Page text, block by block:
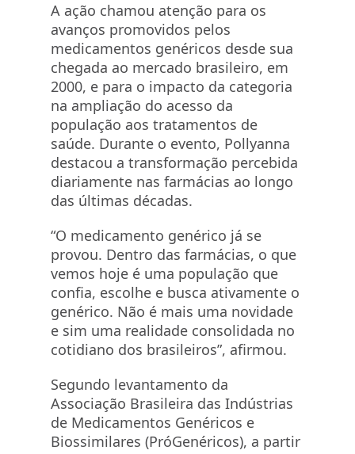
A ação chamou atenção para os
avanços promovidos pelos
medicamentos genéricos desde sua
chegada ao mercado brasileiro, em
2000, e para o impacto da categoria
na ampliação do acesso da
população aos tratamentos de
saúde. Durante o evento, Pollyanna
destacou a transformação percebida
diariamente nas farmácias ao longo
das últimas décadas.
“O medicamento genérico já se
provou. Dentro das farmácias, o que
vemos hoje é uma população que
confia, escolhe e busca ativamente o
genérico. Não é mais uma novidade
e sim uma realidade consolidada no
cotidiano dos brasileiros”, afirmou.
Segundo levantamento da
Associação Brasileira das Indústrias
de Medicamentos Genéricos e
Biossimilares (PróGenéricos), a partir